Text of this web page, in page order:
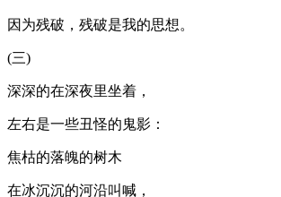
因为残破，残破是我的思想。
(三)
深深的在深夜里坐着，
左右是一些丑怪的鬼影：
焦枯的落魄的树木
在冰沉沉的河沿叫喊，